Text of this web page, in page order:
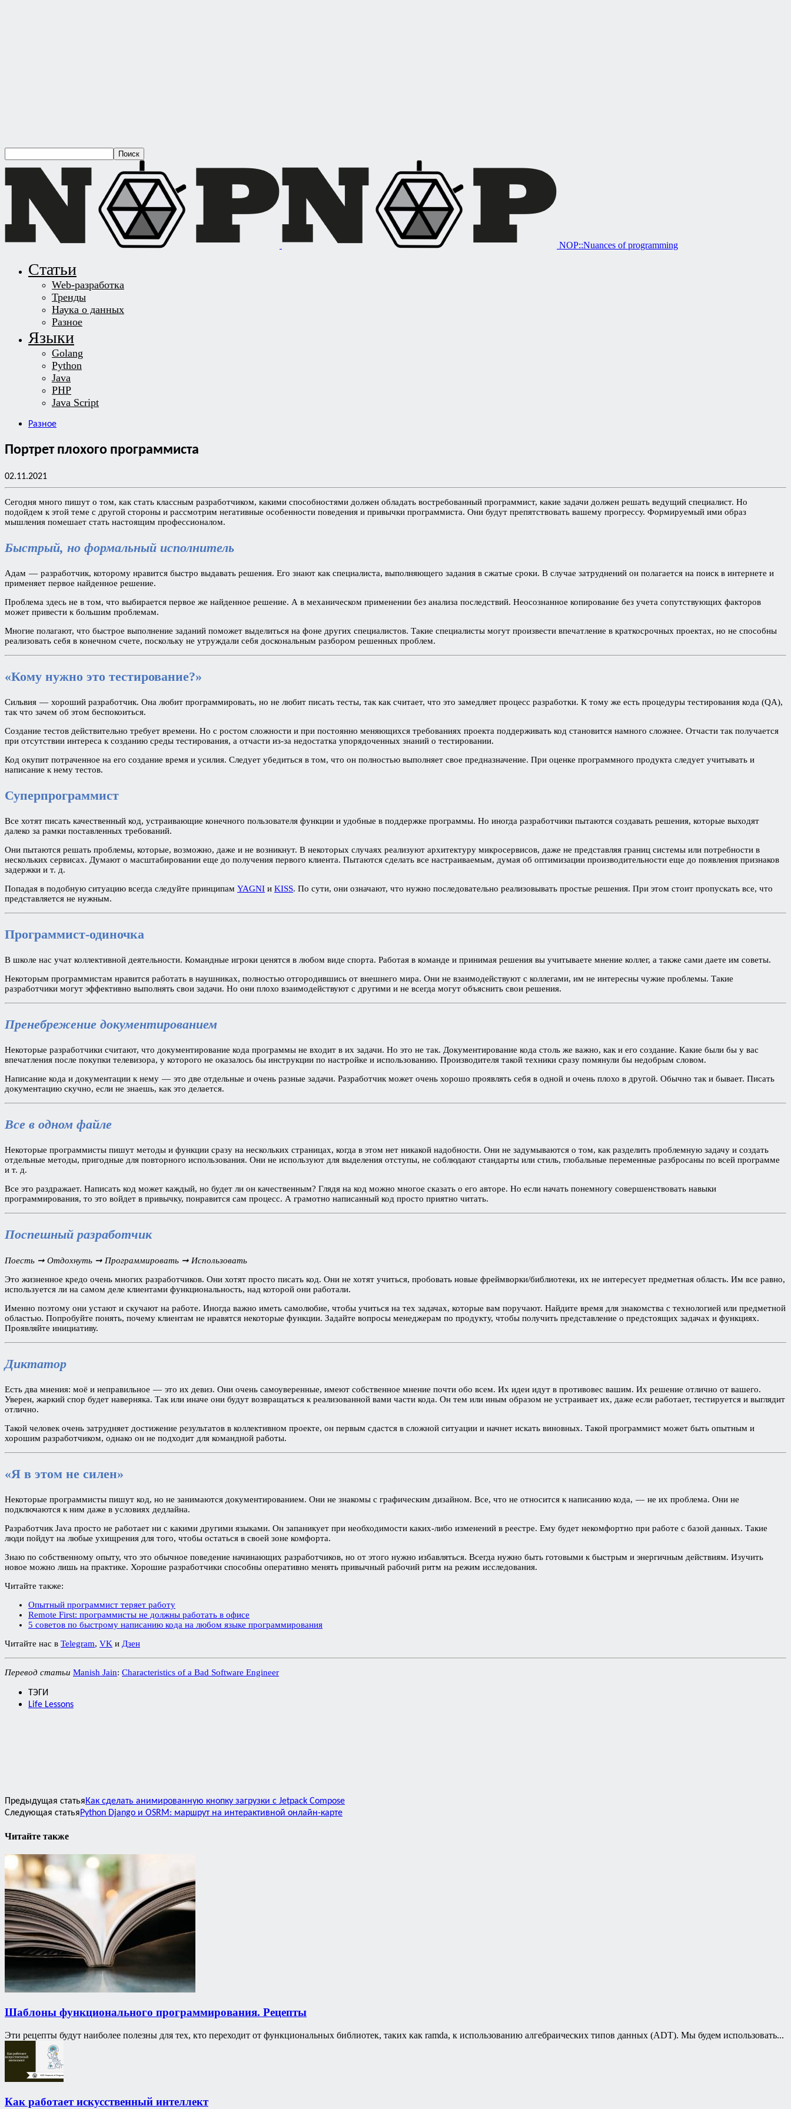
NOP::Nuances of programming
Статьи
Web-разработка
Тренды
Наука о данных
Разное
Языки
Golang
Python
Java
PHP
Java Script
Разное
Портрет плохого программиста
02.11.2021
Сегодня много пишут о том, как стать классным разработчиком, какими способностями должен обладать востребованный программист, какие задачи должен решать ведущий специалист. Но
подойдем к этой теме с другой стороны и рассмотрим негативные особенности поведения и привычки программиста. Они будут препятствовать вашему прогрессу. Формируемый ими образ
мышления помешает стать настоящим профессионалом.
Быстрый, но формальный исполнитель
Адам — разработчик, которому нравится быстро выдавать решения. Его знают как специалиста, выполняющего задания в сжатые сроки. В случае затруднений он полагается на поиск в интернете и
применяет первое найденное решение.
Проблема здесь не в том, что выбирается первое же найденное решение. А в механическом применении без анализа последствий. Неосознанное копирование без учета сопутствующих факторов
может привести к большим проблемам.
Многие полагают, что быстрое выполнение заданий поможет выделиться на фоне других специалистов. Такие специалисты могут произвести впечатление в краткосрочных проектах, но не способны
реализовать себя в конечном счете, поскольку не утруждали себя доскональным разбором решенных проблем.
«Кому нужно это тестирование?»
Сильвия — хороший разработчик. Она любит программировать, но не любит писать тесты, так как считает, что это замедляет процесс разработки. К тому же есть процедуры тестирования кода (QA),
так что зачем об этом беспокоиться.
Создание тестов действительно требует времени. Но с ростом сложности и при постоянно меняющихся требованиях проекта поддерживать код становится намного сложнее. Отчасти так получается
при отсутствии интереса к созданию среды тестирования, а отчасти из-за недостатка упорядоченных знаний о тестировании.
Код окупит потраченное на его создание время и усилия. Следует убедиться в том, что он полностью выполняет свое предназначение. При оценке программного продукта следует учитывать и
написание к нему тестов.
Суперпрограммист
Все хотят писать качественный код, устраивающие конечного пользователя функции и удобные в поддержке программы. Но иногда разработчики пытаются создавать решения, которые выходят
далеко за рамки поставленных требований.
Они пытаются решать проблемы, которые, возможно, даже и не возникнут. В некоторых случаях реализуют архитектуру микросервисов, даже не представляя границ системы или потребности в
нескольких сервисах. Думают о масштабировании еще до получения первого клиента. Пытаются сделать все настраиваемым, думая об оптимизации производительности еще до появления признаков
задержки и т. д.
Попадая в подобную ситуацию всегда следуйте принципам YAGNI и KISS. По сути, они означают, что нужно последовательно реализовывать простые решения. При этом стоит пропускать все, что
представляется не нужным.
Программист-одиночка
В школе нас учат коллективной деятельности. Командные игроки ценятся в любом виде спорта. Работая в команде и принимая решения вы учитываете мнение коллег, а также сами даете им советы.
Некоторым программистам нравится работать в наушниках, полностью отгородившись от внешнего мира. Они не взаимодействуют с коллегами, им не интересны чужие проблемы. Такие
разработчики могут эффективно выполнять свои задачи. Но они плохо взаимодействуют с другими и не всегда могут объяснить свои решения.
Пренебрежение документированием
Некоторые разработчики считают, что документирование кода программы не входит в их задачи. Но это не так. Документирование кода столь же важно, как и его создание. Какие были бы у вас
впечатления после покупки телевизора, у которого не оказалось бы инструкции по настройке и использованию. Производителя такой техники сразу помянули бы недобрым словом.
Написание кода и документации к нему — это две отдельные и очень разные задачи. Разработчик может очень хорошо проявлять себя в одной и очень плохо в другой. Обычно так и бывает. Писать
документацию скучно, если не знаешь, как это делается.
Все в одном файле
Некоторые программисты пишут методы и функции сразу на нескольких страницах, когда в этом нет никакой надобности. Они не задумываются о том, как разделить проблемную задачу и создать
отдельные методы, пригодные для повторного использования. Они не используют для выделения отступы, не соблюдают стандарты или стиль, глобальные переменные разбросаны по всей программе
и т. д.
Все это раздражает. Написать код может каждый, но будет ли он качественным? Глядя на код можно многое сказать о его авторе. Но если начать понемногу совершенствовать навыки
программирования, то это войдет в привычку, понравится сам процесс. А грамотно написанный код просто приятно читать.
Поспешный разработчик
Поесть ➞ Отдохнуть ➞ Программировать ➞ Использовать
Это жизненное кредо очень многих разработчиков. Они хотят просто писать код. Они не хотят учиться, пробовать новые фреймворки/библиотеки, их не интересует предметная область. Им все равно,
используется ли на самом деле клиентами функциональность, над которой они работали.
Именно поэтому они устают и скучают на работе. Иногда важно иметь самолюбие, чтобы учиться на тех задачах, которые вам поручают. Найдите время для знакомства с технологией или предметной
областью. Попробуйте понять, почему клиентам не нравятся некоторые функции. Задайте вопросы менеджерам по продукту, чтобы получить представление о предстоящих задачах и функциях.
Проявляйте инициативу.
Диктатор
Есть два мнения: моё и неправильное — это их девиз. Они очень самоуверенные, имеют собственное мнение почти обо всем. Их идеи идут в противовес вашим. Их решение отлично от вашего.
Уверен, жаркий спор будет наверняка. Так или иначе они будут возвращаться к реализованной вами части кода. Он тем или иным образом не устраивает их, даже если работает, тестируется и выглядит
отлично.
Такой человек очень затрудняет достижение результатов в коллективном проекте, он первым сдастся в сложной ситуации и начнет искать виновных. Такой программист может быть опытным и
хорошим разработчиком, однако он не подходит для командной работы.
«Я в этом не силен»
Некоторые программисты пишут код, но не занимаются документированием. Они не знакомы с графическим дизайном. Все, что не относится к написанию кода, — не их проблема. Они не
подключаются к ним даже в условиях дедлайна.
Разработчик Java просто не работает ни с какими другими языками. Он запаникует при необходимости каких-либо изменений в реестре. Ему будет некомфортно при работе с базой данных. Такие
люди пойдут на любые ухищрения для того, чтобы остаться в своей зоне комфорта.
Знаю по собственному опыту, что это обычное поведение начинающих разработчиков, но от этого нужно избавляться. Всегда нужно быть готовыми к быстрым и энергичным действиям. Изучить
новое можно лишь на практике. Хорошие разработчики способны оперативно менять привычный рабочий ритм на режим исследования.
Читайте также:
Опытный программист теряет работу
Remote First: программисты не должны работать в офисе
5 советов по быстрому написанию кода на любом языке программирования
Читайте нас в Telegram, VK и Дзен
Перевод статьи Manish Jain: Characteristics of a Bad Software Engineer
ТЭГИ
Life Lessons
Предыдущая статьяКак сделать анимированную кнопку загрузки с Jetpack Compose
Следующая статьяPython Django и OSRM: маршрут на интерактивной онлайн-карте
Читайте также
Шаблоны функционального программирования. Рецепты
Эти рецепты будут наиболее полезны для тех, кто переходит от функциональных библиотек, таких как ramda, к использованию алгебраических типов данных (ADT). Мы будем использовать...
Как работает искусственный интеллект